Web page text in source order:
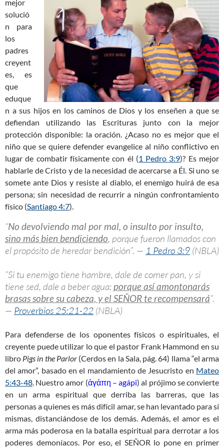
mejor
solució
n para
los
padres
creyent
es, es
que
eduque
n a sus hijos en los caminos de Dios y los enseñen a que se
defiendan utilizando las Escrituras junto con la mejor
protección disponible: la oración. ¿Acaso no es mejor que el
niño que se quiere defender evangelice al niño conflictivo en
lugar de combatir físicamente con él (1 Pedro 3:9)? Es mejor
hablarle de Cristo y de la necesidad de acercarse a Él. Si uno se
somete ante Dios y resiste al diablo, el enemigo huirá de esa
persona; sin necesidad de recurrir a ningún confrontamiento
físico (Santiago 4:7).
“No devolviendo mal por mal, o insulto por insulto,
sino más bien bendiciendo, porque fueron llamados con
el propósito de heredar bendición”. — 1 Pedro 3:9 (NBLA)
“Si tu enemigo tiene hambre, dale de comer pan, y si
tiene sed, dale a beber agua;porque así amontonarás
brasas sobre su cabeza, y el SEÑOR te recompensará”.
— Proverbios 25:21-22 (NBLA)
Para defenderse de los oponentes físicos o espirituales, el
creyente puede utilizar lo que el pastor Frank Hammond en su
libro Pigs in the Parlor(Cerdos en la Sala, pág. 64) llama “el arma
del amor”, basado en el mandamiento de Jesucristo en Mateo
5:43-48. Nuestro amor (ἀγάπη – agápi) al prójimo se convierte
en un arma espiritual que derriba las barreras, que las
personas a quienes es más difícil amar, se han levantado para sí
mismas, distanciándose de los demás. Además, el amor es el
arma más poderosa en la batalla espiritual para derrotar a los
poderes demoníacos. Por eso, el SEÑOR lo pone en primer